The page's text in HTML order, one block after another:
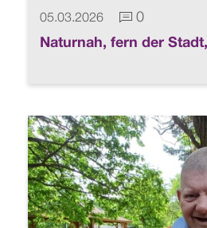
05.03.2026 0
Naturnah, fern der